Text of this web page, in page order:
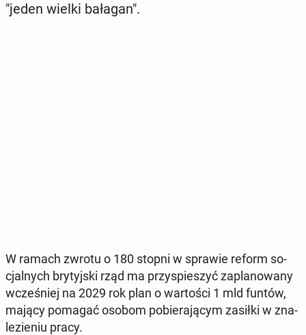
"jeden wielki bałagan".
W ramach zwrotu o 180 stopni w sprawie reform so­
cjal­nych bry­tyj­ski rząd ma przy­spie­szyć za­pla­no­wa­ny
wcze­śniej na 2029 rok plan o war­to­ści 1 mld funtów,
mający pomagać osobom po­bie­ra­ją­cym zasiłki w zna­
le­zie­niu pracy.